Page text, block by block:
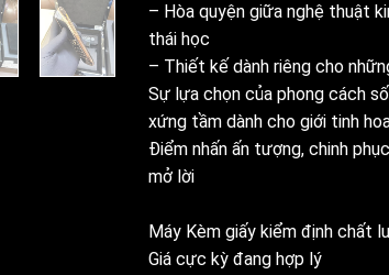
– Hòa quyện giữa nghệ thuật
thái học
– Thiết kế dành riêng cho
Sự lựa chọn của phong cách
xứng tầm dành cho giới tinh
Điểm nhấn ấn tượng, chinh
mở lời
Máy Kèm giấy kiểm định chất
Giá cực kỳ đang hợp lý